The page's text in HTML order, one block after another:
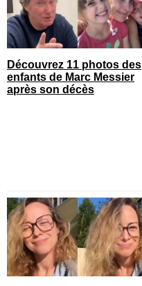
Découvrez 11 photos des
enfants de Marc Messier
après son décès